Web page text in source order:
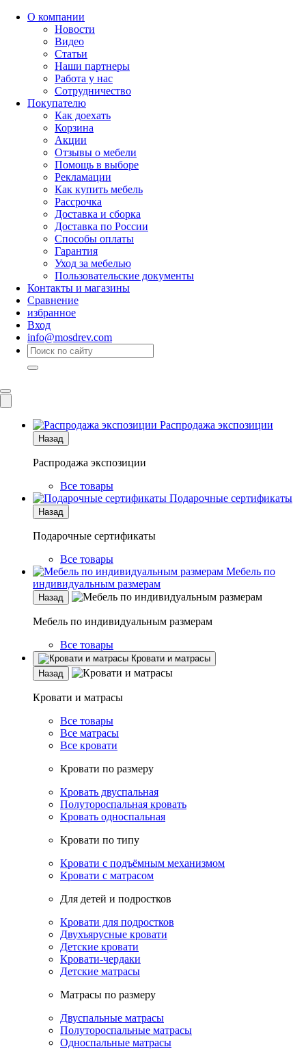
О компании
Новости
Видео
Статьи
Наши партнеры
Работа у нас
Сотрудничество
Покупателю
Как доехать
Корзина
Акции
Отзывы о мебели
Помощь в выборе
Рекламации
Как купить мебель
Рассрочка
Доставка и сборка
Доставка по России
Способы оплаты
Гарантия
Уход за мебелью
Пользовательские документы
Контакты и магазины
Сравнение
избранное
Вход
info@mosdrev.com
Распродажа экспозиции
Назад
Распродажа экспозиции
Все товары
Подарочные сертификаты
Назад
Подарочные сертификаты
Все товары
Мебель по
индивидуальным размерам
Назад
Мебель по индивидуальным размерам
Все товары
Кровати и матрасы
Назад
Кровати и матрасы
Все товары
Все матрасы
Все кровати
Кровати по размеру
Кровать двуспальная
Полутороспальная кровать
Кровать односпальная
Кровати по типу
Кровати с подъёмным механизмом
Кровати с матрасом
Для детей и подростков
Кровати для подростков
Двухъярусные кровати
Детские кровати
Кровати-чердаки
Детские матрасы
Матрасы по размеру
Двуспальные матрасы
Полутороспальные матрасы
Односпальные матрасы